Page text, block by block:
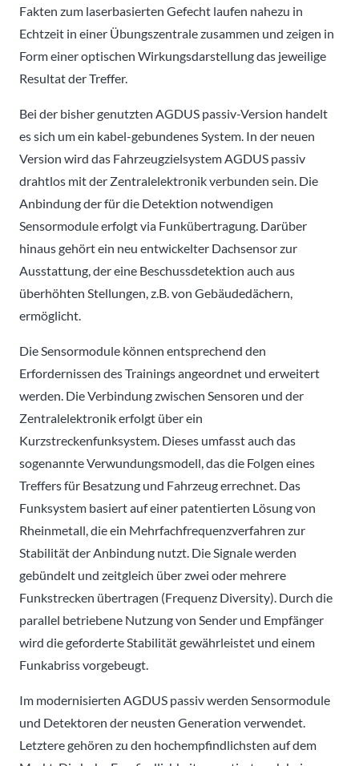
Fakten zum laserbasierten Gefecht laufen nahezu in
Echtzeit in einer Übungszentrale zusammen und zeigen in
Form einer optischen Wirkungsdarstellung das jeweilige
Resultat der Treffer.
Bei der bisher genutzten AGDUS passiv-Version handelt
es sich um ein kabel-gebundenes System. In der neuen
Version wird das Fahrzeugzielsystem AGDUS passiv
drahtlos mit der Zentralelektronik verbunden sein. Die
Anbindung der für die Detektion notwendigen
Sensormodule erfolgt via Funkübertragung. Darüber
hinaus gehört ein neu entwickelter Dachsensor zur
Ausstattung, der eine Beschussdetektion auch aus
überhöhten Stellungen, z.B. von Gebäudedächern,
ermöglicht.
Die Sensormodule können entsprechend den
Erfordernissen des Trainings angeordnet und erweitert
werden. Die Verbindung zwischen Sensoren und der
Zentralelektronik erfolgt über ein
Kurzstreckenfunksystem. Dieses umfasst auch das
sogenannte Verwundungsmodell, das die Folgen eines
Treffers für Besatzung und Fahrzeug errechnet. Das
Funksystem basiert auf einer patentierten Lösung von
Rheinmetall, die ein Mehrfachfrequenzverfahren zur
Stabilität der Anbindung nutzt. Die Signale werden
gebündelt und zeitgleich über zwei oder mehrere
Funkstrecken übertragen (Frequenz Diversity). Durch die
parallel betriebene Nutzung von Sender und Empfänger
wird die geforderte Stabilität gewährleistet und einem
Funkabriss vorgebeugt.
Im modernisierten AGDUS passiv werden Sensormodule
und Detektoren der neusten Generation verwendet.
Letztere gehören zu den hochempfindlichsten auf dem